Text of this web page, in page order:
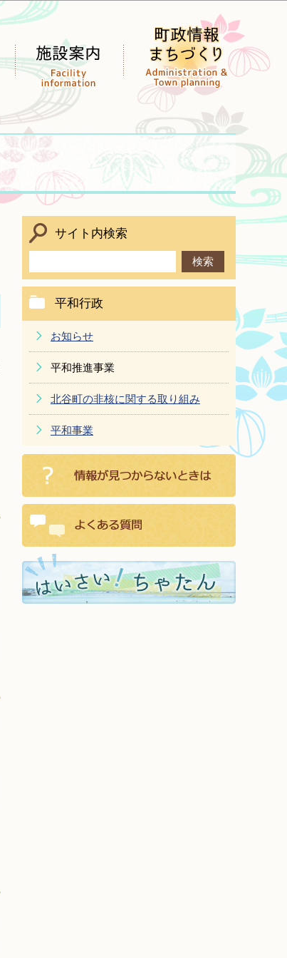
サイト内検索
平和行政
お知らせ
平和推進事業
北谷町の非核に関する取り組み
平和事業